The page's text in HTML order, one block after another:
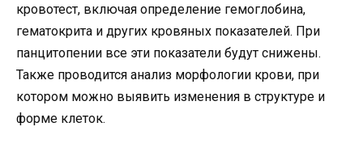
кровотест, включая определение гемоглобина,
гематокрита и других кровяных показателей. При
панцитопении все эти показатели будут снижены.
Также проводится анализ морфологии крови, при
котором можно выявить изменения в структуре и
форме клеток.